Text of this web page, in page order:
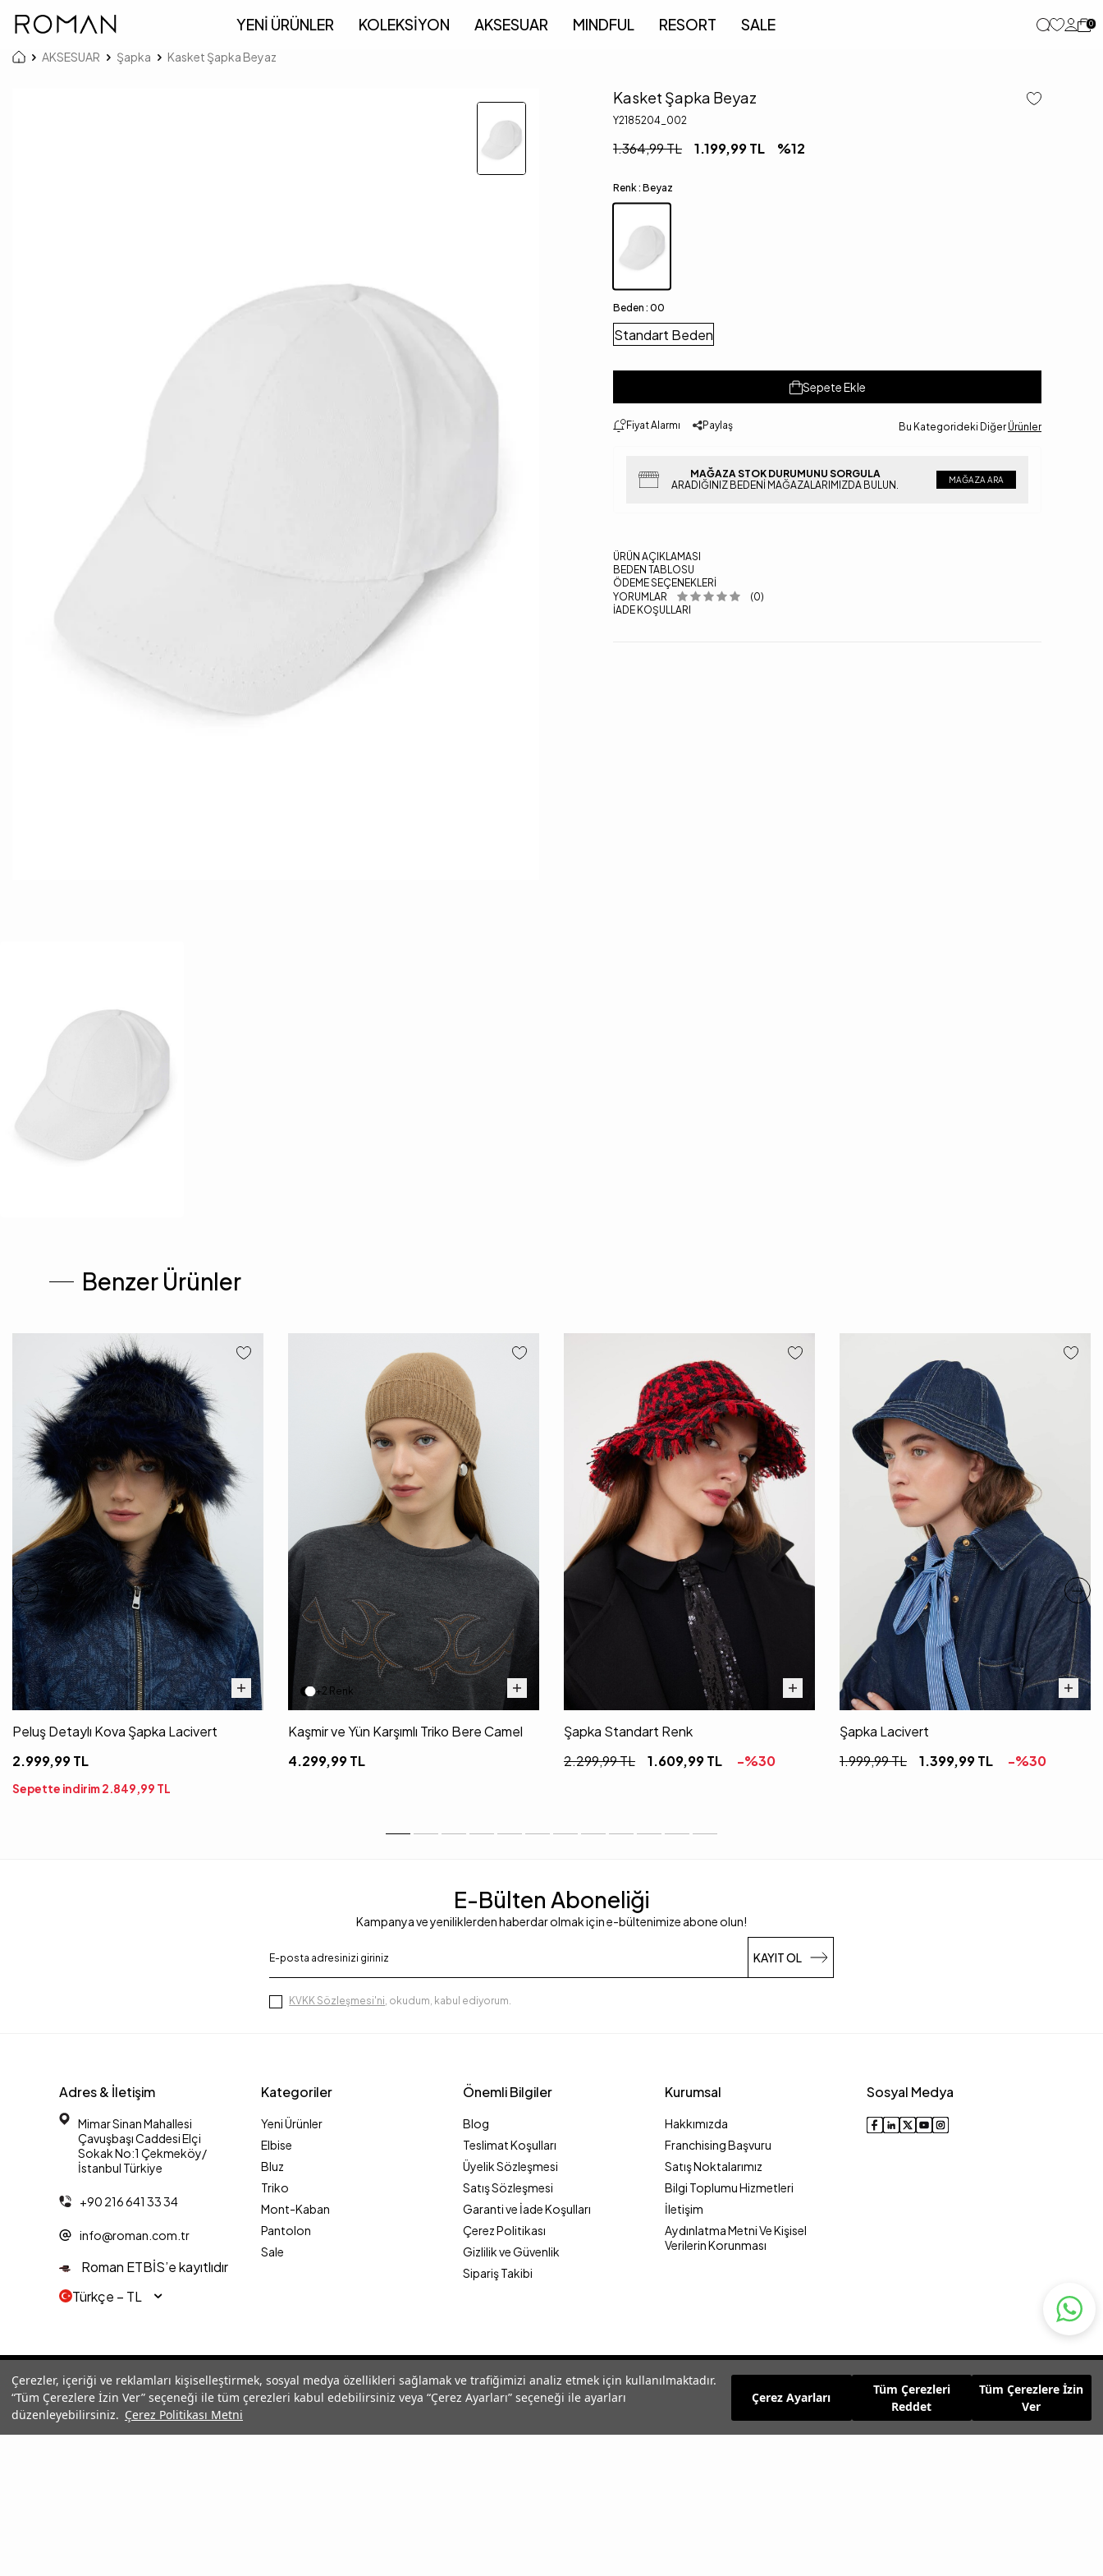
Çerezler, içeriği ve reklamları kişiselleştirmek, sosyal medya özellikleri sağlamak ve trafiğimizi analiz etmek için kullanılmaktadır.
“Tüm Çerezlere İzin Ver” seçeneği ile tüm çerezleri kabul edebilirsiniz veya “Çerez Ayarları” seçeneği ile ayarları
düzenleyebilirsiniz. Çerez Politikası Metni
Çerez Ayarları
Tüm Çerezleri
Reddet
Tüm Çerezlere İzin
Ver
YENİ ÜRÜNLER KOLEKSİYON AKSESUAR MINDFUL RESORT SALE 0
AKSESUAR Şapka Kasket Şapka Beyaz
Kasket Şapka Beyaz
Y2185204_002
1.364,99TL 1.199,99TL %12
Renk : Beyaz
Beden : 00
Standart Beden
Sepete Ekle
Fiyat Alarmı Paylaş Bu Kategorideki Diğer Ürünler
MAĞAZA STOK DURUMUNU SORGULA
ARADIĞINIZ BEDENI MAĞAZALARIMIZDA BULUN.
MAĞAZA ARA
ÜRÜN AÇIKLAMASI
BEDEN TABLOSU
ÖDEME SEÇENEKLERI
YORUMLAR
(0)
İADE KOŞULLARI
Benzer Ürünler
Peluş Detaylı Kova Şapka Lacivert
2.999,99TL
Sepette indirim2.849,99 TL
+2 Renk
Kaşmir ve Yün Karşımlı Triko Bere Camel
4.299,99TL
Şapka Standart Renk
2.299,99TL 1.609,99TL -%30
Şapka Lacivert
1.999,99TL 1.399,99TL -%30
E-Bülten Aboneliği
Kampanya ve yeniliklerden haberdar olmak için e-bültenimize abone olun!
KAYIT OL
KVKK Sözleşmesi'ni, okudum, kabul ediyorum.
Adres & İletişim
Mimar Sinan Mahallesi
Çavuşbaşı Caddesi Elçi
Sokak No:1 Çekmeköy/
İstanbul Türkiye
+90 216 641 33 34
info@roman.com.tr
Roman ETBİS’e kayıtlıdır
Türkçe − TL
Kategoriler
Yeni Ürünler
Elbise
Bluz
Triko
Mont-Kaban
Pantolon
Sale
Önemli Bilgiler
Blog
Teslimat Koşulları
Üyelik Sözleşmesi
Satış Sözleşmesi
Garanti ve İade Koşulları
Çerez Politikası
Gizlilik ve Güvenlik
Sipariş Takibi
Kurumsal
Hakkımızda
Franchising Başvuru
Satış Noktalarımız
Bilgi Toplumu Hizmetleri
İletişim
Aydınlatma Metni Ve Kişisel
Verilerin Korunması
Sosyal Medya
© 2025 Roman® Tüm Hakları Saklıdır, İzinsiz kullanılamaz